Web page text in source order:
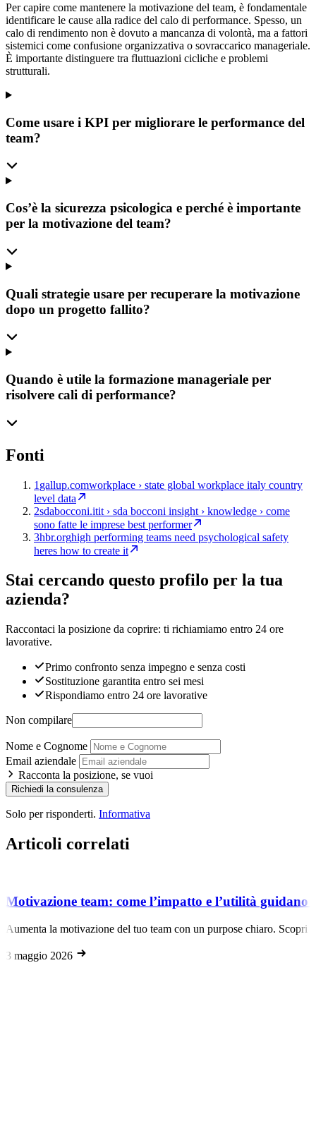
Per capire come mantenere la motivazione del team, è fondamentale
identificare le cause alla radice del calo di performance. Spesso, un
calo di rendimento non è dovuto a mancanza di volontà, ma a fattori
sistemici come confusione organizzativa o sovraccarico manageriale.
È importante distinguere tra fluttuazioni cicliche e problemi
strutturali.
Come usare i KPI per migliorare le performance del
team?
Cos’è la sicurezza psicologica e perché è importante
per la motivazione del team?
Quali strategie usare per recuperare la motivazione
dopo un progetto fallito?
Quando è utile la formazione manageriale per
risolvere cali di performance?
Fonti
1 gallup.comworkplace › state global workplace italy country
level data
2sdabocconi.itit › sda bocconi insight › knowledge › come
sono fatte le imprese best performer
3hbr.orghigh performing teams need psychological safety
heres how to create it
Stai cercando questo profilo per la tua
azienda?
Raccontaci la posizione da coprire: ti richiamiamo entro 24 ore
lavorative.
Primo confronto senza impegno e senza costi
Sostituzione garantita entro sei mesi
Rispondiamo entro 24 ore lavorative
Non compilare
Nome e Cognome
Email aziendale
Racconta la posizione, se vuoi
Richiedi la consulenza
Solo per risponderti. Informativa
Articoli correlati
Motivazione team: come l’impatto e l’utilità guidano
Aumenta la motivazione del tuo team con un purpose chiaro.
3 maggio 2026